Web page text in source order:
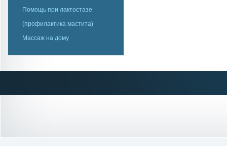
Помощь при лактостазе
(профилактика мастита)
Массаж на дому